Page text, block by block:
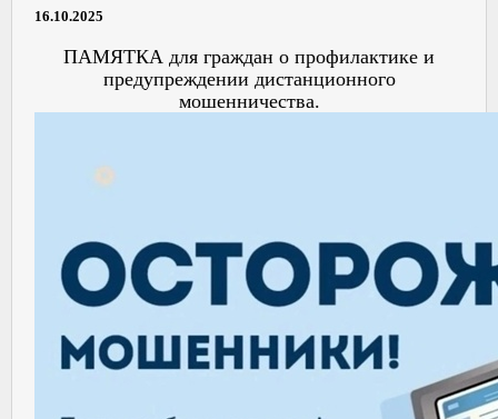
16.10.2025
ПАМЯТКА для граждан о профилактике и
предупреждении дистанционного
мошенничества.